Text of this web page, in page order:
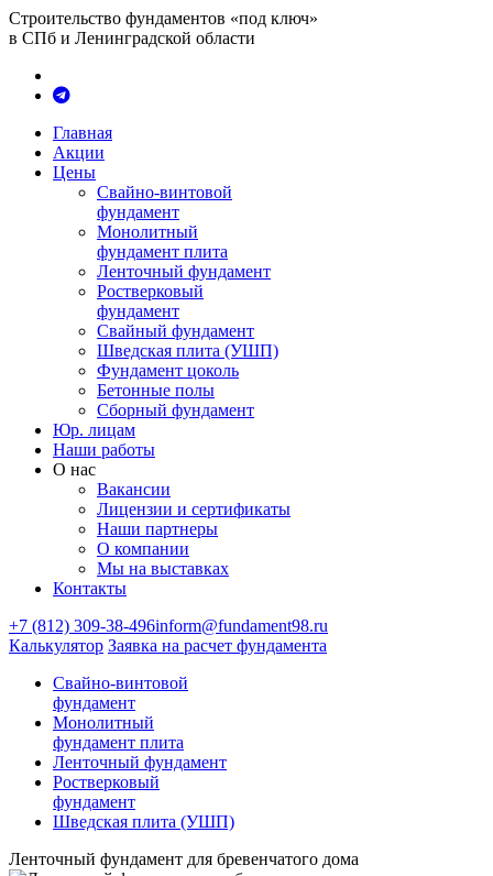
Строительство фундаментов «под ключ»
в СПб и Ленинградской области
Главная
Акции
Цены
Свайно-винтовой
фундамент
Монолитный
фундамент плита
Ленточный фундамент
Ростверковый
фундамент
Свайный фундамент
Шведская плита (УШП)
Фундамент цоколь
Бетонные полы
Сборный фундамент
Юр. лицам
Наши работы
О нас
Вакансии
Лицензии и сертификаты
Наши партнеры
О компании
Мы на выставках
Контакты
+7 (812) 309-38-496inform@fundament98.ru
Калькулятор Заявка на расчет фундамента
Свайно-винтовой
фундамент
Монолитный
фундамент плита
Ленточный фундамент
Ростверковый
фундамент
Шведская плита (УШП)
Ленточный фундамент для бревенчатого дома